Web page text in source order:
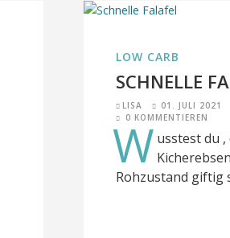
LOW CARB
SCHNELLE
LISA
01. JULI 2021
0 KOMMENTIEREN
W usstest du ,
Rohzustand giftig